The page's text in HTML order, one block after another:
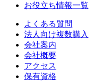
お役立ち情報一覧
よくある質問
法人向け複数購入
会社案内
会社概要
アクセス
保有資格